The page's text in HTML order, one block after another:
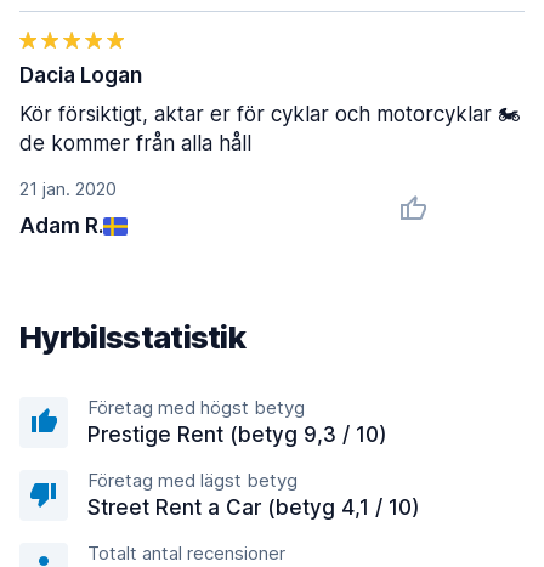
21 jan. 2020
Adam R.
Dacia Logan
Kör försiktigt, aktar er för cyklar och motorcyklar 🏍
de kommer från alla håll
Hyrbilsstatistik
Företag med högst betyg
Prestige Rent (betyg 9,3 / 10)
Företag med lägst betyg
Street Rent a Car (betyg 4,1 / 10)
Totalt antal recensioner